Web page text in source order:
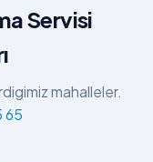
Servisi
mahalleler.
65